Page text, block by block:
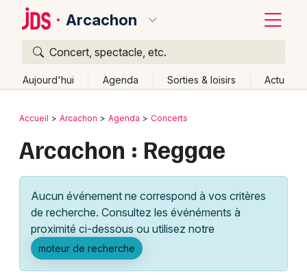
Arcachon
Concert, spectacle, etc.
Aujourd'hui Agenda Sorties & loisirs Actu
Publier un événement
Grands événements
Activité & Expérience
Manifestations
Bordeaux
Lille
Lyon
Marseille
Retour
Accueil Arcachon Agenda Concerts
Arcachon : Reggae
Aucun événement ne correspond à vos critères
de recherche. Consultez les événéments à
proximité ci-dessous ou utilisez notre
moteur de recherche
Quoi ?
Où ?
Partout
Près de moi Changer de lieu
Quand ?
Ce week-end